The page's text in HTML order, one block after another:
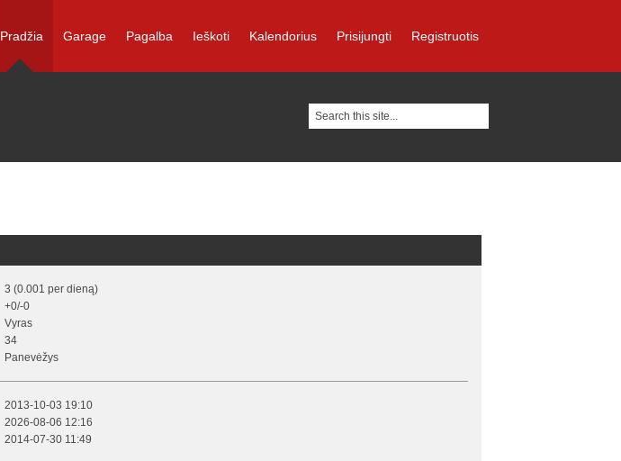
Pradžia Garage Pagalba Ieškoti Kalendorius Prisijungti Registruotis
3 (0.001 per dieną)
+0/-0
Vyras
34
Panevėžys
2013-10-03 19:10
2026-08-06 12:16
2014-07-30 11:49